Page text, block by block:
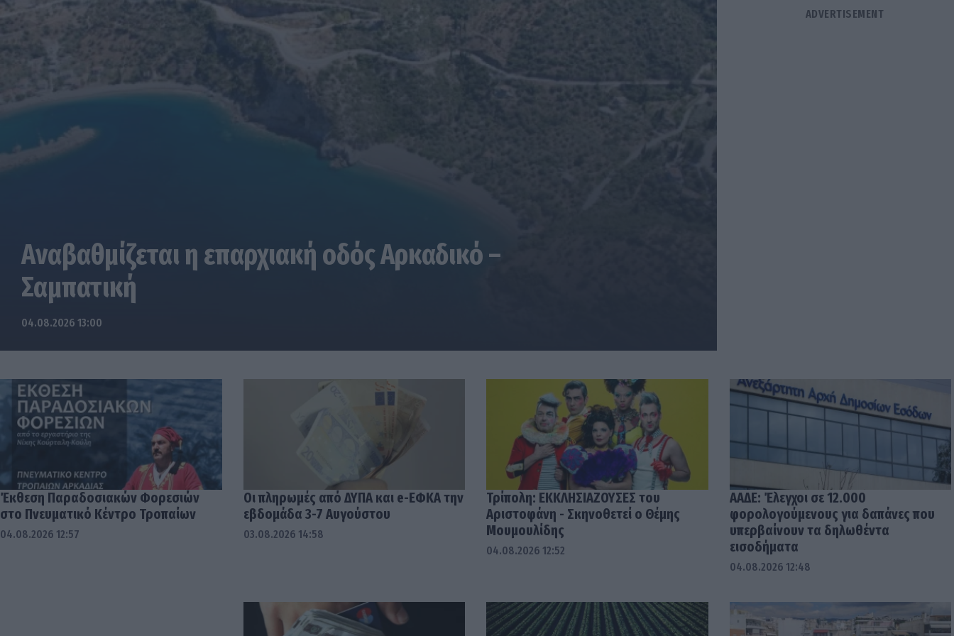
Αναβαθμίζεται η επαρχιακή οδός Αρκαδικό –
Σαμπατική
04.08.2026 13:00
Έκθεση Παραδοσιακών Φορεσιών
στο Πνευματικό Κέντρο Τροπαίων
04.08.2026 12:57
Οι πληρωμές από ΔΥΠΑ και e-ΕΦΚΑ την
εβδομάδα 3-7 Αυγούστου
03.08.2026 14:58
Τρίπολη: ΕΚΚΛΗΣΙΑΖΟΥΣΕΣ του
Αριστοφάνη - Σκηνοθετεί ο Θέμης
Μουμουλίδης
04.08.2026 12:52
ΑΑΔΕ: Έλεγχοι σε 12.000
φορολογούμενους για δαπάνες που
υπερβαίνουν τα δηλωθέντα
εισοδήματα
04.08.2026 12:48